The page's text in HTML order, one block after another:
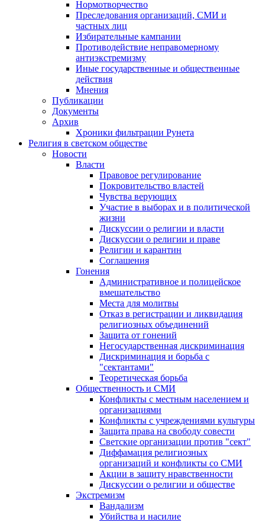
Нормотворчество
Преследования организаций, СМИ и
частных лиц
Избирательные кампании
Противодействие неправомерному
антиэкстремизму
Иные государственные и общественные
действия
Мнения
Публикации
Документы
Архив
Хроники фильтрации Рунета
Религия в светском обществе
Новости
Власти
Правовое регулирование
Покровительство властей
Чувства верующих
Участие в выборах и в политической
жизни
Дискуссии о религии и власти
Дискуссии о религии и праве
Религии и карантин
Соглашения
Гонения
Административное и полицейское
вмешательство
Места для молитвы
Отказ в регистрации и ликвидация
религиозных объединений
Защита от гонений
Негосударственная дискриминация
Дискриминация и борьба с
"сектантами"
Теоретическая борьба
Общественность и СМИ
Конфликты с местным населением и
организациями
Конфликты с учреждениями культуры
Защита права на свободу совести
Светские организации против "сект"
Диффамация религиозных
организаций и конфликты со СМИ
Акции в защиту нравственности
Дискуссии о религии и обществе
Экстремизм
Вандализм
Убийства и насилие